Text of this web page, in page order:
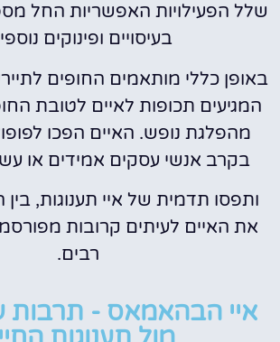
שלל הפעילויות האפשריות החל
בעיסויים ופינוקים
באופן כללי מותאמים החופים
המגיעים תכופות לאיים לטובת
מהפלגת נופש. האיים הפכו
בקרב אנשי עסקים אמידים או
ותפסו תדמית של איי תענוגות,
את האיים לעיתים קרובות
רבים.
איי הבהאמאס - תרבות